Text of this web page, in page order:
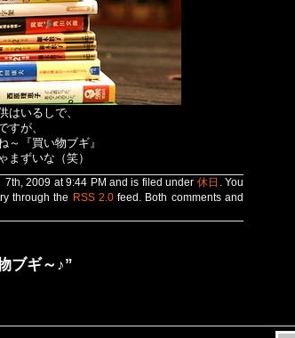
はいるしで、
すが、
『買い物ブギ』
まずいな（笑）
2009 at 9:44 PM and is filed under 休日
. You
through the
RSS 2.0feed. Both comments and
ブギ～♪”